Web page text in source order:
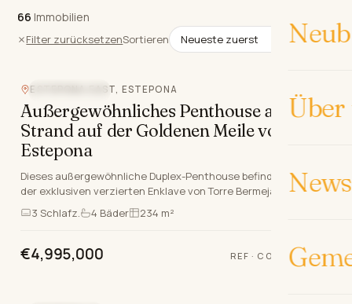
Über
66Immobilien
66 Immobilien
Filter zurücksetzenSortieren
ESTEPONA EAST, ESTEPONA
Außergewöhnliches Penthouse am
Strand auf der Goldenen Meile von
Estepona
Dieses außergewöhnliche Duplex-Penthouse befindet sich in
der exklusiven verzierten Enklave von Torre Bermeja, Estepona
East, eingebettet entlang der berühmten…
3 Schlafz. 4 Bäder 234 m²
€4,995,000 REF · COSTA-01230P